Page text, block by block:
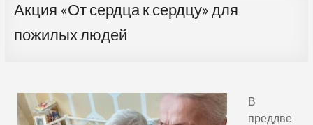
Акция «От сердца к сердцу» для
пожилых людей
В
преддве